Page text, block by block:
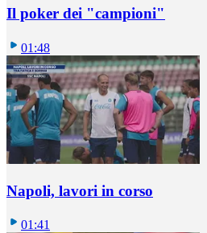
Il poker dei "campioni"
01:48
Napoli, lavori in corso
01:41